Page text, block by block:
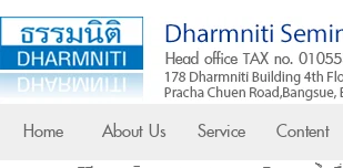
Home About Us Service Content